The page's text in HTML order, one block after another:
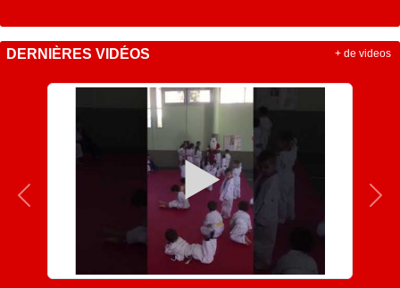
DERNIÈRES VIDÉOS
Précedent
+ de videos